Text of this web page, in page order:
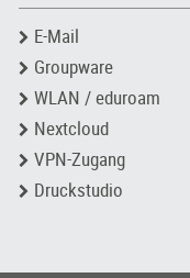
E-Mail
Groupware
WLAN / eduroam
Nextcloud
VPN-Zugang
Druckstudio